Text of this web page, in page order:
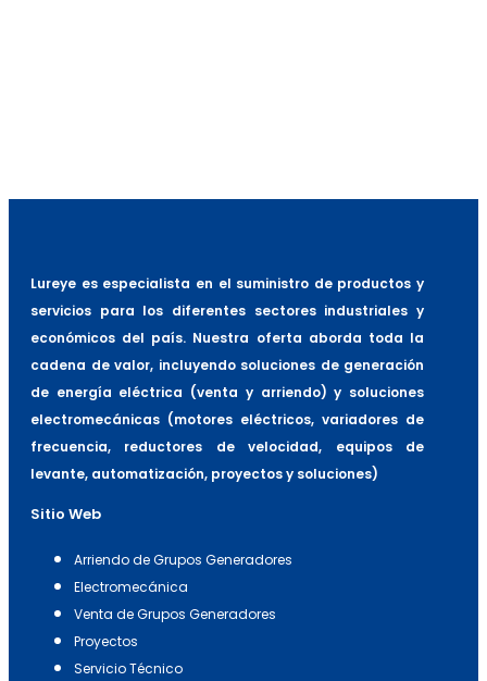
Lureye es especialista en el suministro de productos y
servicios para los diferentes sectores industriales y
económicos del país. Nuestra oferta aborda toda la
cadena de valor, incluyendo soluciones de generación
de energía eléctrica (venta y arriendo) y soluciones
electromecánicas (motores eléctricos, variadores de
frecuencia, reductores de velocidad, equipos de
levante, automatización, proyectos y soluciones)
Sitio Web
Arriendo de Grupos Generadores
Electromecánica
Venta de Grupos Generadores
Proyectos
Servicio Técnico